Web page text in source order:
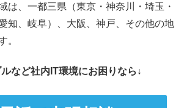
は、一都三県（東京・神奈川・埼玉・
知、岐阜）、大阪、神戸、その他の地
。
など社内IT環境にお困りなら↓